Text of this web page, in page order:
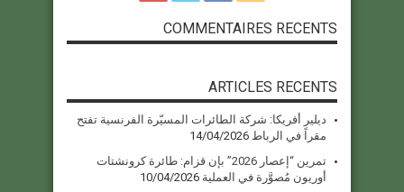
COMMENTAIRES RECENTS
ARTICLES RECENTS
ديلير أفريكا: شركة الطائرات المسيّرة الفرنسية تفتح
مقراً في الرباط 14/04/2026
تمرين “إعصار 2026” بإن قزام: طائرة كرونشتات
أوريون مُصوَّرة في العملية 10/04/2026